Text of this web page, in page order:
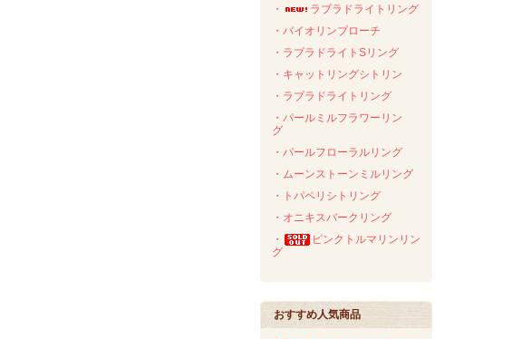
・
ラブラドライトリング
・バイオリンブローチ
・ラブラドライトSリング
・キャットリングシトリン
・ラブラドライトリング
・パールミルフラワーリン
グ
・パールフローラルリング
・ムーンストーンミルリング
・トパペリシトリング
・オニキスバークリング
・
ピンクトルマリンリン
グ
おすすめ人気商品